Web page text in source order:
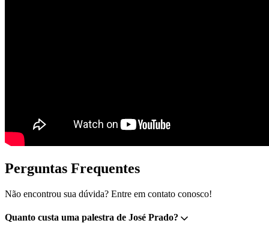
Perguntas Frequentes
Não encontrou sua dúvida? Entre em contato conosco!
Quanto custa uma palestra de José Prado?